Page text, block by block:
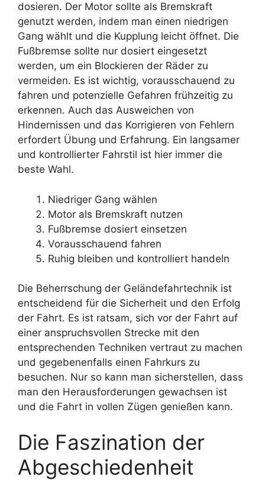
dosieren. Der Motor sollte als Bremskraft
genutzt werden, indem man einen niedrigen
Gang wählt und die Kupplung leicht öffnet. Die
Fußbremse sollte nur dosiert eingesetzt
werden, um ein Blockieren der Räder zu
vermeiden. Es ist wichtig, vorausschauend zu
fahren und potenzielle Gefahren frühzeitig zu
erkennen. Auch das Ausweichen von
Hindernissen und das Korrigieren von Fehlern
erfordert Übung und Erfahrung. Ein langsamer
und kontrollierter Fahrstil ist hier immer die
beste Wahl.
Niedriger Gang wählen
Motor als Bremskraft nutzen
Fußbremse dosiert einsetzen
Vorausschauend fahren
Ruhig bleiben und kontrolliert handeln
Die Beherrschung der Geländefahrtechnik ist
entscheidend für die Sicherheit und den Erfolg
der Fahrt. Es ist ratsam, sich vor der Fahrt auf
einer anspruchsvollen Strecke mit den
entsprechenden Techniken vertraut zu machen
und gegebenenfalls einen Fahrkurs zu
besuchen. Nur so kann man sicherstellen, dass
man den Herausforderungen gewachsen ist
und die Fahrt in vollen Zügen genießen kann.
Die Faszination der
Abgeschiedenheit